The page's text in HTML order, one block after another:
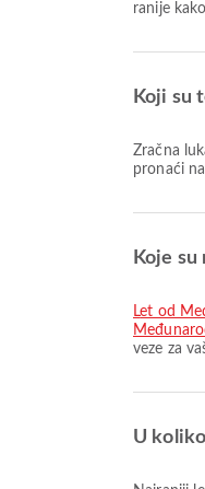
ranije
Koji su
Zračna luka nudi Taksi, Parkirališta, Duty Free Shop i mnoge druge sadržaje za poboljšanje vašeg putovanja. Detaljne informacije o sadržajima i rasporedu terminala možete
pronaći na
Koje
let od
veze za
U